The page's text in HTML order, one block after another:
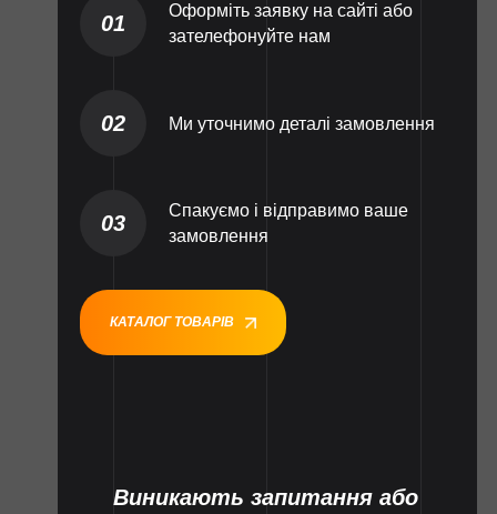
01
Оформіть заявку на сайті або
зателефонуйте нам
02 Ми уточнимо деталі замовлення
03
Спакуємо і відправимо ваше
замовлення
КАТАЛОГ ТОВАРІВ
Виникають запитання або